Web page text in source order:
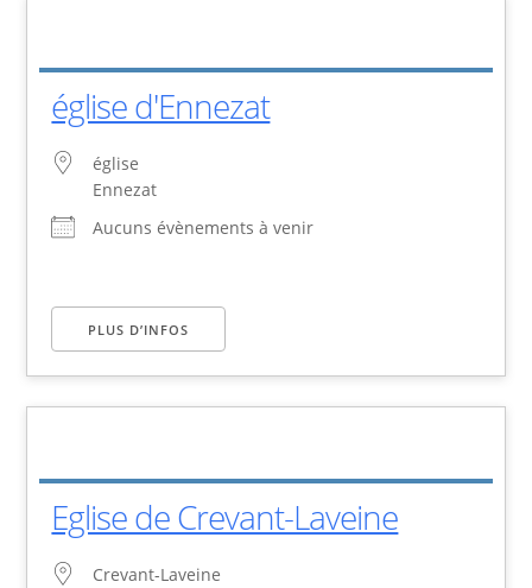
église d'Ennezat
église
Ennezat
Aucuns évènements à venir
PLUS D’INFOS
Eglise de Crevant-Laveine
Crevant-Laveine